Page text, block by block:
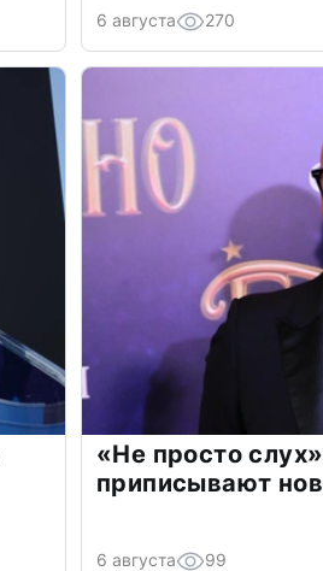
6 августа 270
«Не просто
приписывают
6 августа 99